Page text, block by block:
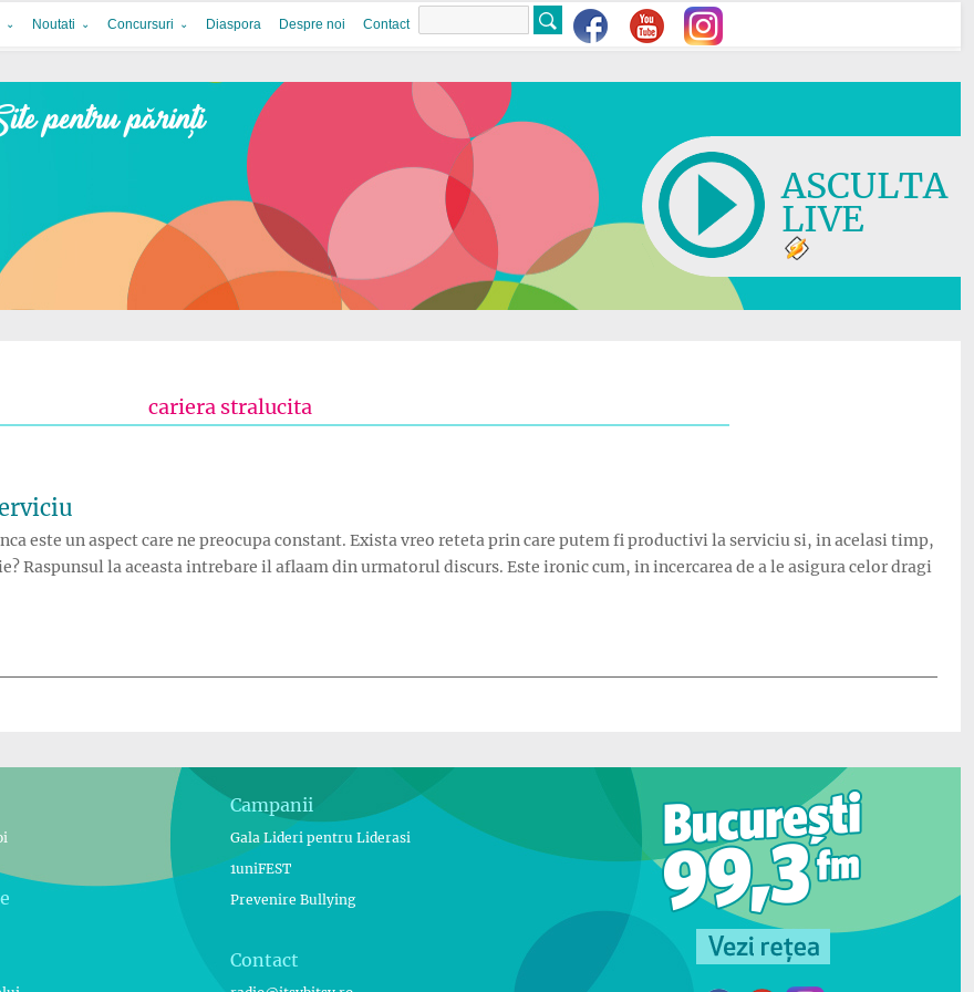
Noutati Concursuri Diaspora Despre noi Contact
ASCULTA
LIVE
cariera stralucita
este un aspect care ne preocupa constant. Exista vreo reteta prin care putem fi productivi la serviciu si, in acelasi timp,
Raspunsul la aceasta intrebare il aflaam din urmatorul discurs. Este ironic cum, in incercarea de a le asigura celor dragi
Campanii
Gala Lideri pentru Liderasi
1uniFEST
Prevenire Bullying
Contact